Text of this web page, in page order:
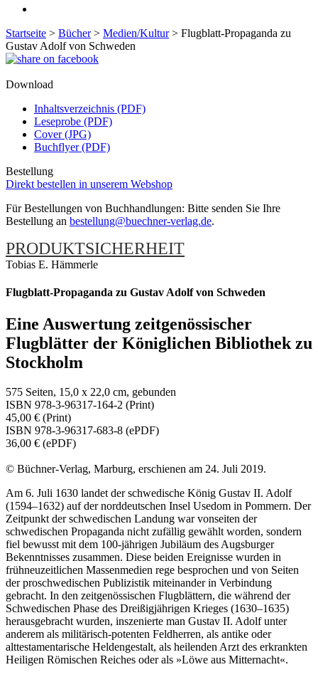
Startseite > Bücher> Medien/Kultur> Flugblatt-Propaganda zu
Gustav Adolf von Schweden
Download
Inhaltsverzeichnis (PDF)
Leseprobe (PDF)
Cover (JPG)
Buchflyer (PDF)
Bestellung
Direkt bestellen in unserem Webshop
Für Bestellungen von Buchhandlungen: Bitte senden Sie Ihre
Bestellung an bestellung@buechner-verlag.de.
PRODUKTSICHERHEIT
Tobias E. Hämmerle
Flugblatt-Propaganda zu Gustav Adolf von Schweden
Eine Auswertung zeitgenössischer
Flugblätter der Königlichen Bibliothek zu
Stockholm
575 Seiten, 15,0 x 22,0 cm, gebunden
ISBN 978-3-96317-164-2 (Print)
45,00 € (Print)
ISBN 978-3-96317-683-8 (ePDF)
36,00 € (ePDF)
© Büchner-Verlag, Marburg, erschienen am 24. Juli 2019.
Am 6. Juli 1630 landet der schwedische König Gustav II. Adolf
(1594–1632) auf der norddeutschen Insel Usedom in Pommern. Der
Zeitpunkt der schwedischen Landung war vonseiten der
schwedischen Propaganda nicht zufällig gewählt worden, sondern
fiel bewusst mit dem 100-jährigen Jubiläum des Augsburger
Bekenntnisses zusammen. Diese beiden Ereignisse wurden in
frühneuzeitlichen Massenmedien rege besprochen und von Seiten
der proschwedischen Publizistik miteinander in Verbindung
gebracht. In den zeitgenössischen Flugblättern, die während der
Schwedischen Phase des Dreißigjährigen Krieges (1630–1635)
herausgebracht wurden, inszenierte man Gustav II. Adolf unter
anderem als militärisch-potenten Feldherren, als antike oder
alttestamentarische Heldengestalt, als heilenden Arzt des erkrankten
Heiligen Römischen Reiches oder als »Löwe aus Mitternacht«.